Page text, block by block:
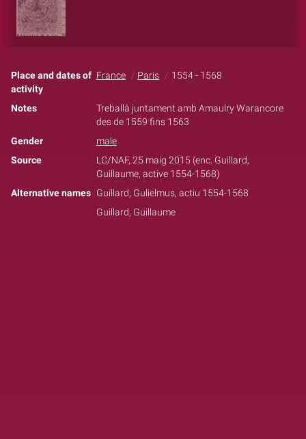
Place and dates of
activity
France Paris 1554 - 1568
Notes
Treballà juntament amb Amaulry Warancore
des de 1559 fins 1563
Gender
male
Source
LC/NAF, 25 maig 2015 (enc. Guillard,
Guillaume, active 1554-1568)
Alternative names Guillard, Gulielmus, actiu 1554-1568
Guillard, Guillaume